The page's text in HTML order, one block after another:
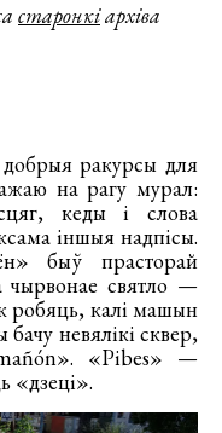
старонкіархіва
ракурсы для
на рагу мурал:
кеды і слова
іншыя надпісы.
быў прасторай
чырвонае святло —
робяць, калі машын
невялікі сквер,
«Pibes» —
«дзеці».